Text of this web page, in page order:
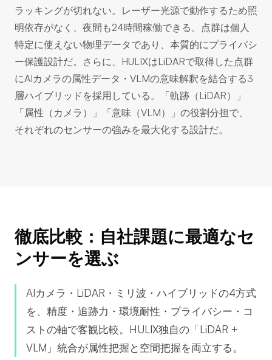
ラッキングが切れない。レーザー光源で動作するため照
明依存がなく、夜間も24時間稼働できる。点群は個人
特定に使えない物理データであり、本質的にプライバシ
ー保護設計だ。さらに、HULIXはLiDARで取得した点群
にAIカメラの属性データ・VLMの意味解釈を結合する3
層ハイブリッドを採用している。「軌跡（LiDAR）」
「属性（カメラ）」「意味（VLM）」の役割分担で、
それぞれのセンサーの強みを最大化する設計だ。
徹底比較：自社課題に最適なセ
ンサーを選ぶ
AIカメラ・LiDAR・ミリ波・ハイブリッドの4方式
を、精度・追跡力・環境耐性・プライバシー・コ
ストの軸で客観比較。HULIX独自の「LiDAR +
VLM」統合が属性把握と空間把握を両立する。